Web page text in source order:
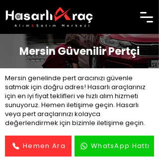
Mersin Güvenilir Pertçi
Mersin genelinde pert aracınızı güvenle
satmak için doğru adres! Hasarlı araçlarınız
için en iyi fiyat teklifleri ve hızlı alım hizmeti
sunuyoruz. Hemen iletişime geçin. Hasarlı
veya pert araçlarınızı kolayca
değerlendirmek için bizimle iletişime geçin.
Hemen Ara WhatsApp Hattı